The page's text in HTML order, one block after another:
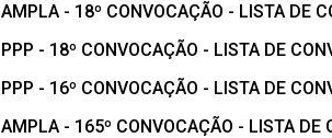
AMPLA - 18º CONVOCAÇÃO - LISTA DE
PPP - 18º CONVOCAÇÃO - LISTA DE
PPP - 16º CONVOCAÇÃO - LISTA DE
AMPLA - 165º CONVOCAÇÃO - LISTA DE